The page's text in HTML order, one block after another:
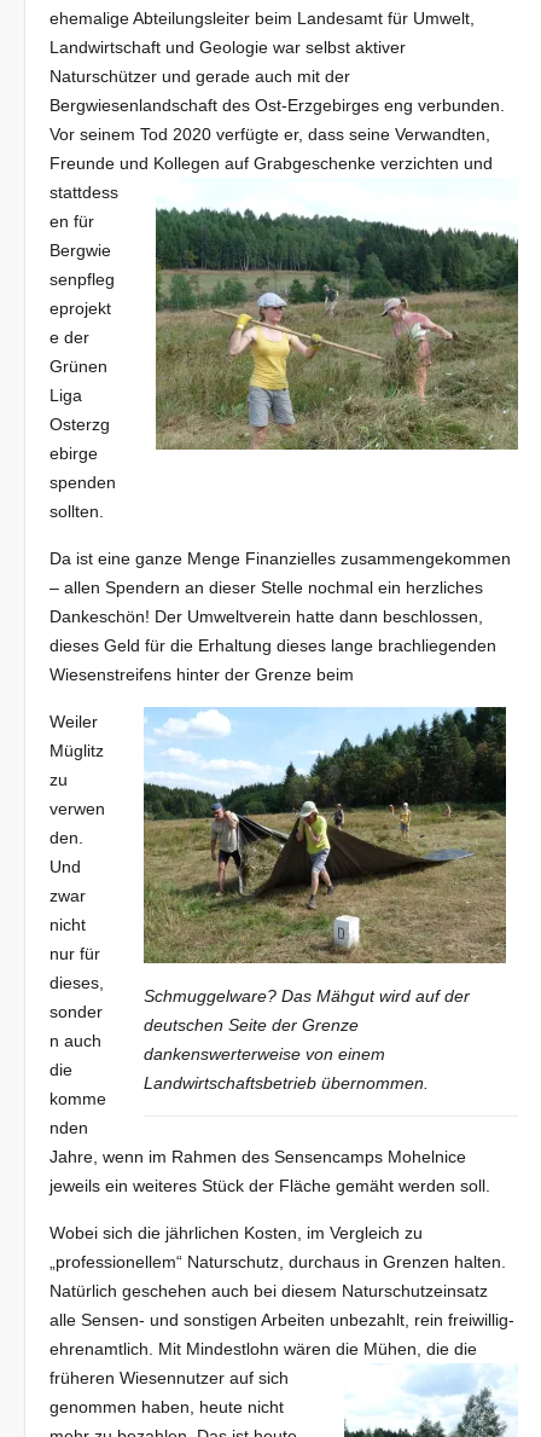
ehemalige Abteilungsleiter beim Landesamt für Umwelt,
Landwirtschaft und Geologie war selbst aktiver
Naturschützer und gerade auch mit der
Bergwiesenlandschaft des Ost-Erzgebirges eng verbunden.
Vor seinem Tod 2020 verfügte er, dass seine Verwandten,
Freunde und Kollegen auf Grabgeschenke verzichten und
stattdess
en für
Bergwie
senpfleg
eprojekt
e der
Grünen
Liga
Osterzg
ebirge
spenden
sollten.
Da ist eine ganze Menge Finanzielles zusammengekommen
– allen Spendern an dieser Stelle nochmal ein herzliches
Dankeschön! Der Umweltverein hatte dann beschlossen,
dieses Geld für die Erhaltung dieses lange brachliegenden
Wiesenstreifens hinter der Grenze beim
Schmuggelware? Das Mähgut wird auf der
deutschen Seite der Grenze
dankenswerterweise von einem
Landwirtschaftsbetrieb übernommen.
Weiler
Müglitz
zu
verwen
den.
Und
zwar
nicht
nur für
dieses,
sonder
n auch
die
komme
nden
Jahre, wenn im Rahmen des Sensencamps Mohelnice
jeweils ein weiteres Stück der Fläche gemäht werden soll.
Wobei sich die jährlichen Kosten, im Vergleich zu
„professionellem“ Naturschutz, durchaus in Grenzen halten.
Natürlich geschehen auch bei diesem Naturschutzeinsatz
alle Sensen- und sonstigen Arbeiten unbezahlt, rein freiwillig-
ehrenamtlich. Mit Mindestlohn wären die Mühen, die die
früheren Wiesennutzer aufsich
genommen haben, heute nicht